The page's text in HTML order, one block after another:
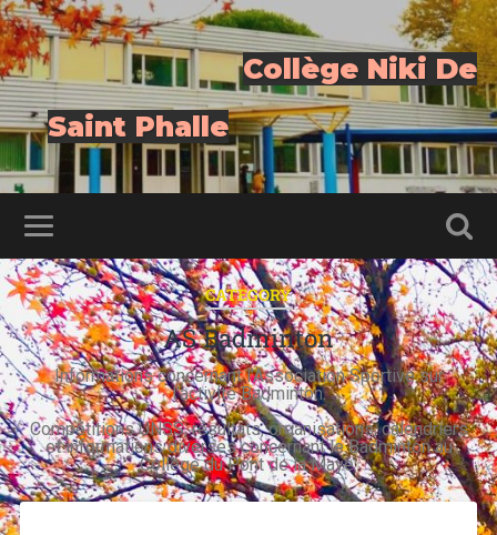
Collège Niki De
Saint Phalle
CATEGORY
AS Badminton
Informations concernant l’Association Sportive sur
l’activité Badminton.
Compétitions UNSS, résultats, organisations, calendriers
et informations diverses concernant le Badminton au
Collège du Pont de la Maye.